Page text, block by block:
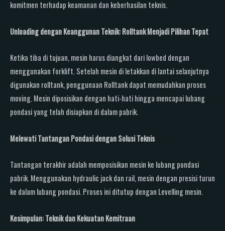
komitmen terhadap keamanan dan keberhasilan teknis.
Unloading dengan Keanggunan Teknik: Rolltank Menjadi Pilihan Tepat
Ketika tiba di tujuan, mesin harus diangkat dari lowbed dengan
menggunakan forklift. Setelah mesin di letakkan di lantai selanjutnya
digunakan rolltank, penggunaan Rolltank dapat memudahkan proses
moving. Mesin diposisikan dengan hati-hati hingga mencapai lubang
pondasi yang telah disiapkan di dalam pabrik.
Melewati Tantangan Pondasi dengan Solusi Teknis
Tantangan terakhir adalah memposisikan mesin ke lubang pondasi
pabrik. Menggunakan hydraulic jack dan rail, mesin dengan presisi turun
ke dalam lubang pondasi. Proses ini ditutup dengan Levelling mesin.
Kesimpulan: Teknik dan Kekuatan Kemitraan